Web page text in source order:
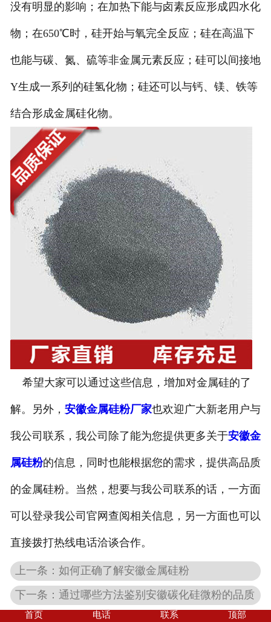
没有明显的影响；在加热下能与卤素反应形成四水化
物；在650℃时，硅开始与氧完全反应；硅在高温下
也能与碳、氮、硫等非金属元素反应；硅可以间接地
Y生成一系列的硅氢化物；硅还可以与钙、镁、铁等
结合形成金属硅化物。
希望大家可以通过这些信息，增加对金属硅的了
解。另外， 安徽金属硅粉厂家也欢迎广大新老用户与
我公司联系，我公司除了能为您提供更多关于安徽金
属硅粉的信息，同时也能根据您的需求，提供高品质
的金属硅粉。当然，想要与我公司联系的话，一方面
可以登录我公司官网查阅相关信息，另一方面也可以
直接拨打热线电话洽谈合作。
上一条：如何正确了解安徽金属硅粉
下一条：通过哪些方法鉴别安徽碳化硅微粉的品质
首页 电话 联系 顶部